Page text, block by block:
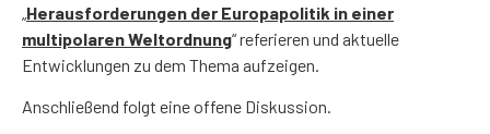
Herausforderungen der Europapolitik in einer
multipolaren Weltordnung“ referieren und aktuelle
Entwicklungen zu dem Thema aufzeigen.
Anschließend folgt eine offene Diskussion.